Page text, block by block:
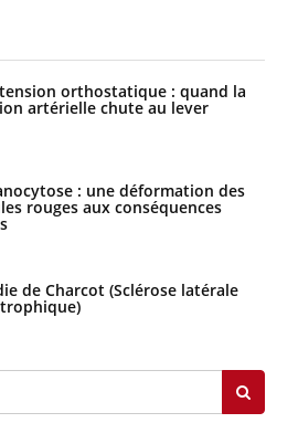
orthostatique : quand la
artérielle chute au lever
: une déformation des
rouges aux conséquences
de Charcot (Sclérose latérale